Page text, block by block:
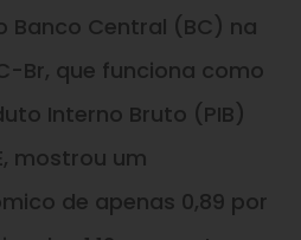
Banco Central (BC) na
Br, que funciona como
Interno Bruto (PIB)
mostrou um
de apenas 0,89 por